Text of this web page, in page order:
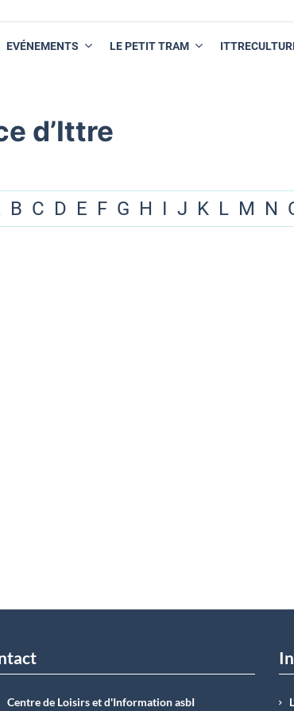
EVÉNEMENTS LE PETIT TRAM
d’Ittre
B C D E F G H I J K L M N
Centre de Loisirs et d'Information asbI